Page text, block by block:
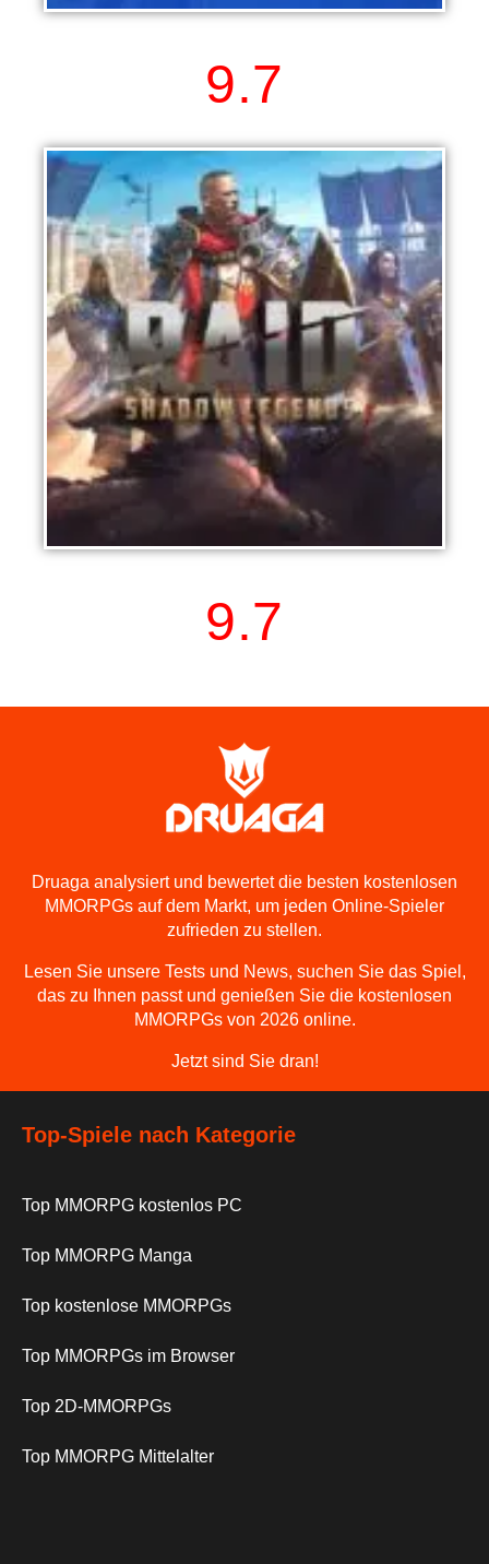
9.7
9.7
Druaga analysiert und bewertet die besten kostenlosen
MMORPGs auf dem Markt, um jeden Online-Spieler
zufrieden zu stellen.
Lesen Sie unsere Tests und News, suchen Sie das Spiel,
das zu Ihnen passt und genießen Sie die kostenlosen
MMORPGs von 2026 online.
Jetzt sind Sie dran!
Top-Spiele nach Kategorie
Top MMORPG kostenlos PC
Top MMORPG Manga
Top kostenlose MMORPGs
Top MMORPGs im Browser
Top 2D-MMORPGs
Top MMORPG Mittelalter